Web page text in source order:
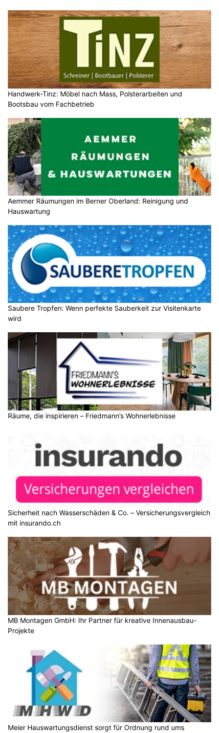
Handwerk-Tinz: Möbel nach Mass, Polsterarbeiten und
Bootsbau vom Fachbetrieb
Aemmer Räumungen im Berner Oberland: Reinigung und
Hauswartung
Saubere Tropfen: Wenn perfekte Sauberkeit zur Visitenkarte
wird
Räume, die inspirieren – Friedmann’s Wohnerlebnisse
Sicherheit nach Wasserschäden & Co. – Versicherungsvergleich
mit insurando.ch
MB Montagen GmbH: Ihr Partner für kreative Innenausbau-
Projekte
Meier Hauswartungsdienst sorgt für Ordnung rund ums